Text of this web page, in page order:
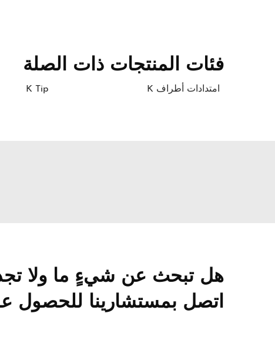
فئات المنتجات ذات الصلة
امتدادات أطراف K K Tip
هل تبحث عن شيءٍ ما ولا
اتصل بمستشارينا للحصول